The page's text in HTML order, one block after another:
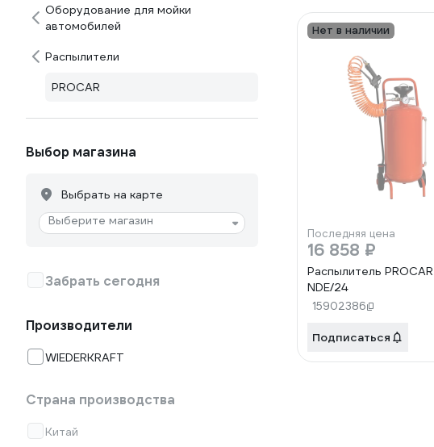
Оборудование для мойки
автомобилей
Распылители
PROCAR
Выбор магазина
Выбрать на карте
Выберите магазин
Забрать сегодня
Производители
WIEDERKRAFT
Страна производства
Китай
Нет в наличии
Последняя цена
16 858 ₽
Распылитель
NDE/24
15902386
Подписаться